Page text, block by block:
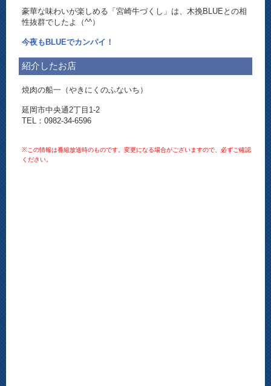
豪華な味わいが楽しめる「宮崎牛づくし」は、木挽BLUEとの相
性抜群でしたよ（^^）
今夜もBLUEでカンパイ！
紹介したお店
焼肉の船一（やきにくのふないち）
延岡市中央通2丁目1-2
TEL：0982-34-6596
※この情報は番組放送時のものです。変更になる場合がございますので、必ずご確認
ください。